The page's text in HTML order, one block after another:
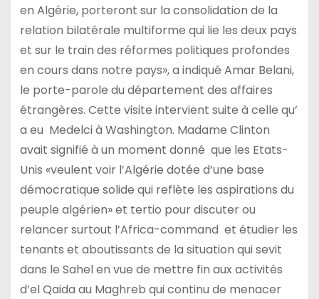
en Algérie, porteront sur la consolidation de la
relation bilatérale multiforme qui lie les deux pays
et sur le train des réformes politiques profondes
en cours dans notre pays», a indiqué Amar Belani,
le porte-parole du département des affaires
étrangères. Cette visite intervient suite à celle qu’
a eu Medelci à Washington. Madame Clinton
avait signifié à un moment donné que les Etats-
Unis «veulent voir l’Algérie dotée d’une base
démocratique solide qui reflète les aspirations du
peuple algérien» et tertio pour discuter ou
relancer surtout l’Africa-command et étudier les
tenants et aboutissants de la situation qui sevit
dans le Sahel en vue de mettre fin aux activités
d’el Qaida au Maghreb qui continu de menacer